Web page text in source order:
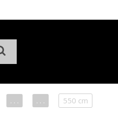
. . . . . . 550 cm